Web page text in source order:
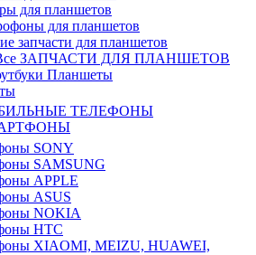
для планшетов
для планшетов
запчасти для планшетов
Все ЗАПЧАСТИ ДЛЯ ПЛАНШЕТОВ
Планшеты
ТЕЛЕФОНЫ
SONY
SAMSUNG
APPLE
ASUS
NOKIA
HTC
XIAOMI, MEIZU, HUAWEI,